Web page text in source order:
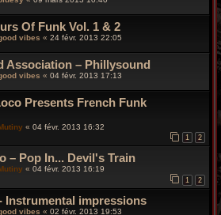
Of Funk Vol. 1 & 2
vibes « 24 févr. 2013 22:05
Association ‎– Phillysound
vibes « 04 févr. 2013 17:13
Presents French Funk
« 04 févr. 2013 16:32
1 2
– Pop In... Devil's Train
« 04 févr. 2013 16:19
1 2
Instrumental impressions
vibes « 02 févr. 2013 19:53